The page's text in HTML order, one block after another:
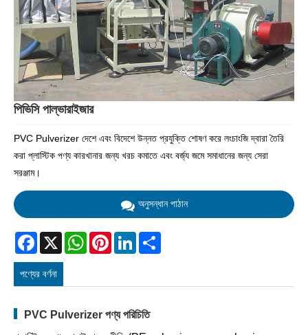
পিভিসি পাল্ভারাইজার
PVC Pulverizer দেশে এবং বিদেশে উন্নত প্রযুক্তি শোষণ করে লংচাংজি দ্বারা তৈরি
করা প্লাস্টিক পণ্য কারখানার জন্য খরচ কমাতে এবং বর্জ্য জমে সমাধানের জন্য সেরা
সরঞ্জাম।
অনুসন্ধান পাঠান
Facebook
X WhatsAppPinterestLinkedIn
পণ্যের বর্ণনা
PVC Pulverizer পণ্য পরিচিতি